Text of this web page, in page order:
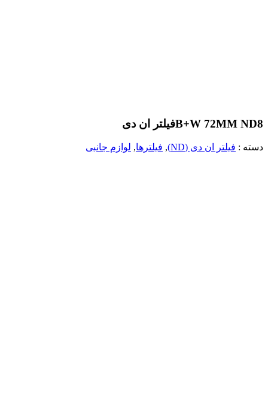
B+W 72MM ND8فیلتر ان دی
دسته : فیلتر ان دی (ND) , فیلترها, لوازم جانبی